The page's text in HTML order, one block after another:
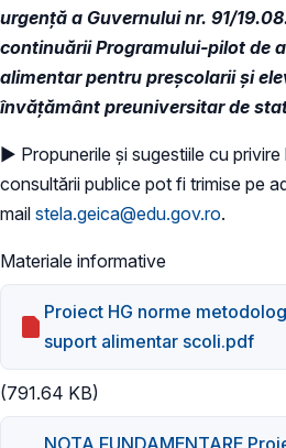
urgență a Guvernului nr. 91/
continuării Programului-pilot de
alimentar pentru preșcolarii și
învățământ preuniversitar de
► Propunerile și sugestiile cu privire
consultării publice pot fi trimise pe
mail stela.geica@edu.gov.ro.
Materiale informative
Proiect HG norme
suport alimentar scoli.pdf
(791.64 KB)
NOTA FUNDAMENTARE